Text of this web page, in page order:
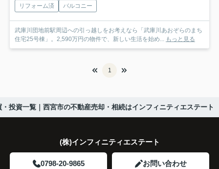
リフォーム済
バルコニー
武庫川団地前駅周辺への引っ越しをお考えなら「武庫川あおぞらのまち
住宅25号棟」。2,590万円の物件で、新しい生活を始め... もっと見る
1
投資一覧｜西宮市の不動産売却・相続はインフィニティエステート
(株)インフィニティエステート
0798-20-9865 お問い合わせ